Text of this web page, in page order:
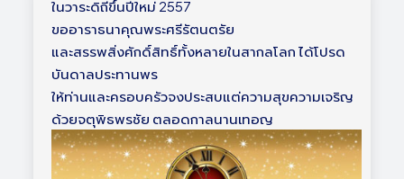
ในวาระดิถีขึ้นปีใหม่ 2557
ขออาราธนาคุณพระศรีรัตนตรัย
และสรรพสิ่งศักดิ์สิทธิ์ทั้งหลายในสากลโลก ได้โปรด
บันดาลประทานพร
ให้ท่านและครอบครัวจงประสบแต่ความสุขความเจริญ
ด้วยจตุพิธพรชัย ตลอดกาลนานเทอญ